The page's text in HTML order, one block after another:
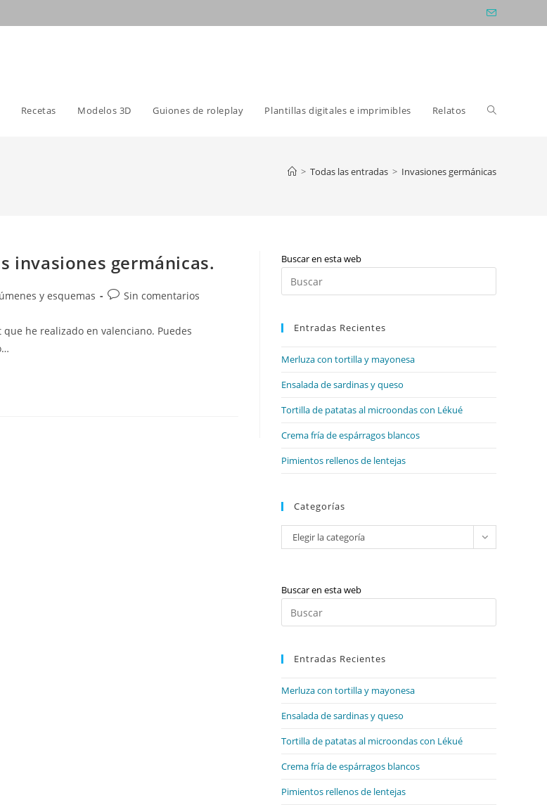
Recetas Modelos 3D Guiones de roleplay Plantillas digitales e imprimibles Relatos Alternar
la
> Todas las entradas > Invasiones germánicas
invasiones germánicas.
y esquemas
Comentarios
la
entrada:
Sin comentarios
he realizado en valenciano. Puedes
Buscar en esta web
Escape
Entradas Recientes
Merluza con tortilla y mayonesa
Ensalada de sardinas y queso
Tortilla de patatas al microondas con Lékué
Crema fría de espárragos blancos
Pimientos rellenos de lentejas
Categorías
Categorías
Elegir la categoría
Buscar en esta web
Escape
Entradas Recientes
Merluza con tortilla y mayonesa
Ensalada de sardinas y queso
Tortilla de patatas al microondas con Lékué
Crema fría de espárragos blancos
Pimientos rellenos de lentejas